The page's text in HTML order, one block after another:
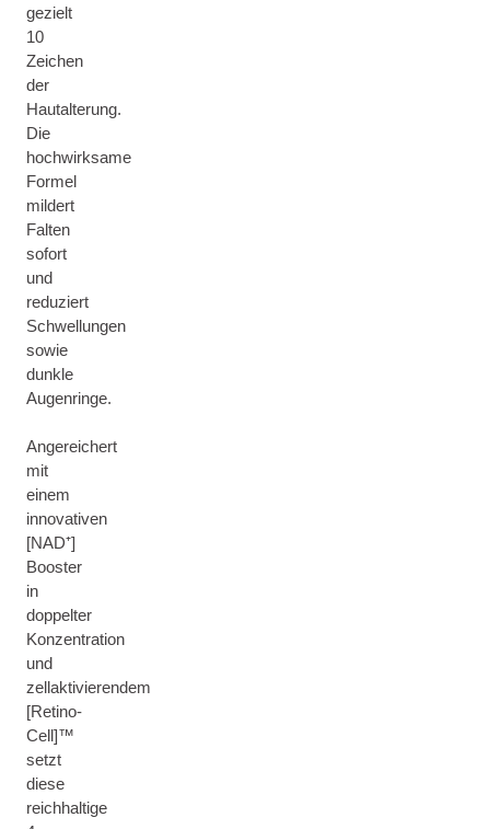
gezielt
10
Zeichen
der
Hautalterung.
Die
hochwirksame
Formel
mildert
Falten
sofort
und
reduziert
Schwellungen
sowie
dunkle
Augenringe.
Angereichert
mit
einem
innovativen
[NAD⁺]
Booster
in
doppelter
Konzentration
und
zellaktivierendem
[Retino-
Cell]™
setzt
diese
reichhaltige